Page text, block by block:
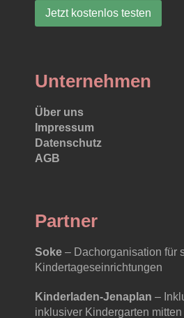
Jetzt kostenlos testen
Unternehmen
Über uns
Impressum
Datenschutz
AGB
Partner
Soke – Dachorganisation für
Kindertageseinrichtungen
Kinderladen-Jenaplan –
inklusiver Kindergarten